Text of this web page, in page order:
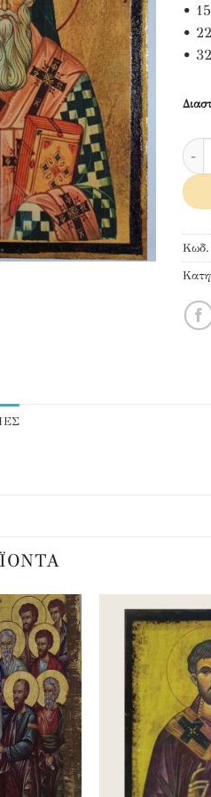
•
•
•
Κωδ.
Προσθήκη
στα
αγαπημένα